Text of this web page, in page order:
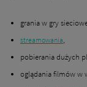
grania w gry
streamowania,
pobierania dużych
oglądania filmów w